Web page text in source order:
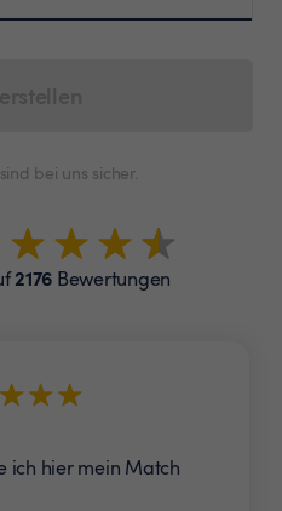
bei uns sicher.
2176 Bewertungen
ich hier mein Match